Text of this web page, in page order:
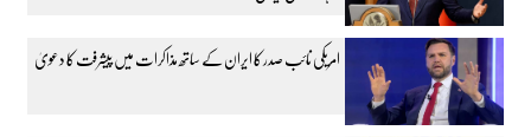
امریکی نائب صدر کا ایران کے ساتھ مذاکرات میں پیشرفت کا دعویٰ